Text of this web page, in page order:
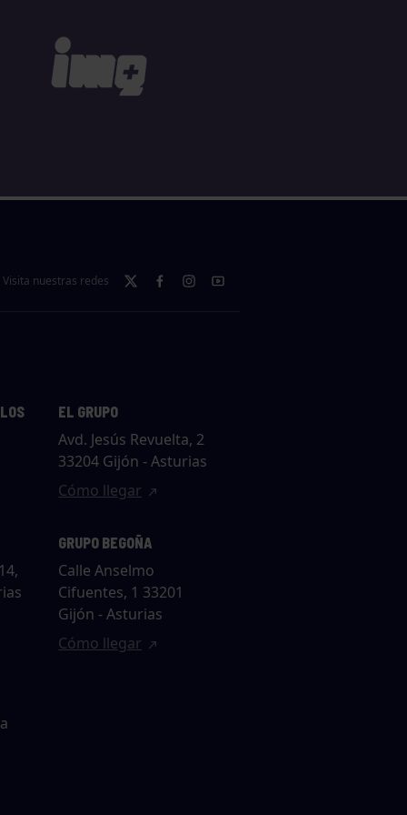
Visita nuestras redes
EL GRUPO
Avd. Jesús Revuelta, 2
33204 Gijón - Asturias
Cómo llegar
GRUPO BEGOÑA
Calle Anselmo
Cifuentes, 1 33201
Gijón - Asturias
Cómo llegar